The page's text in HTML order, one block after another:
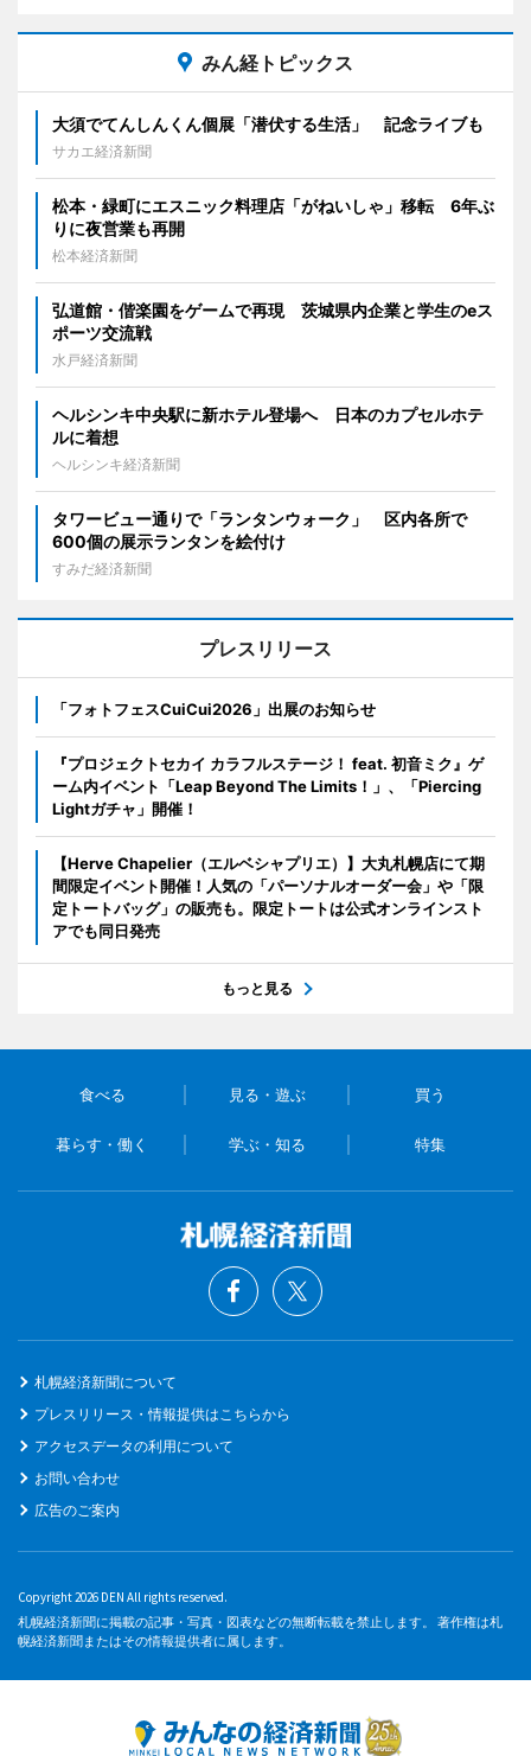
みん経トピックス
大須でてんしんくん個展「潜伏する生活」 記念ライブも
サカエ経済新聞
松本・緑町にエスニック料理店「がねいしゃ」移転 6年ぶ
りに夜営業も再開
松本経済新聞
弘道館・偕楽園をゲームで再現 茨城県内企業と学生のeス
ポーツ交流戦
水戸経済新聞
ヘルシンキ中央駅に新ホテル登場へ 日本のカプセルホテ
ルに着想
ヘルシンキ経済新聞
タワービュー通りで「ランタンウォーク」 区内各所で
600個の展示ランタンを絵付け
すみだ経済新聞
プレスリリース
「フォトフェスCuiCui2026」出展のお知らせ
『プロジェクトセカイ カラフルステージ！ feat. 初音ミク』ゲ
ーム内イベント「Leap Beyond The Limits！」、「Piercing
Lightガチャ」開催！
【Herve Chapelier（エルベシャプリエ）】大丸札幌店にて期
間限定イベント開催！人気の「パーソナルオーダー会」や「限
定トートバッグ」の販売も。限定トートは公式オンラインスト
アでも同日発売
もっと見る
食べる 見る・遊ぶ 買う
暮らす・働く 学ぶ・知る 特集
札幌経済新聞について
プレスリリース・情報提供はこちらから
アクセスデータの利用について
お問い合わせ
広告のご案内
Copyright 2026 DEN All rights reserved.
札幌経済新聞に掲載の記事・写真・図表などの無断転載を禁止します。 著作権は札
幌経済新聞またはその情報提供者に属します。